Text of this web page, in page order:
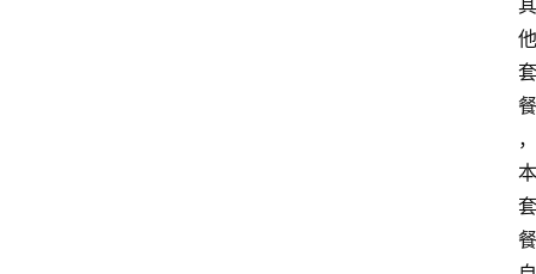
其
他
套
餐
，
本
套
餐